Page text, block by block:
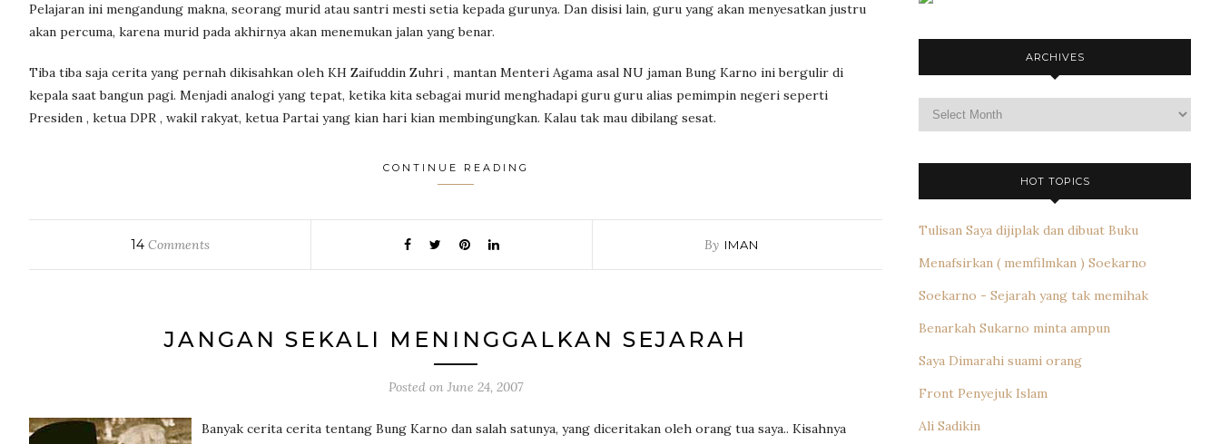
Pelajaran ini mengandung makna, seorang murid atau santri mesti setia kepada gurunya. Dan disisi lain, guru yang akan menyesatkan justru
akan percuma, karena murid pada akhirnya akan menemukan jalan yang benar.
Tiba tiba saja cerita yang pernah dikisahkan oleh KH Zaifuddin Zuhri , mantan Menteri Agama asal NU jaman Bung Karno ini bergulir di
kepala saat bangun pagi. Menjadi analogi yang tepat, ketika kita sebagai murid menghadapi guru guru alias pemimpin negeri seperti
Presiden , ketua DPR , wakil rakyat, ketua Partai yang kian hari kian membingungkan. Kalau tak mau dibilang sesat.
CONTINUE READING
14Comments By IMAN
JANGAN SEKALI MENINGGALKAN SEJARAH
Posted on June 24, 2007
Banyak cerita cerita tentang Bung Karno dan salah satunya, yang diceritakan oleh orang tua saya.. Kisahnya
ARCHIVES
HOT TOPICS
Tulisan Saya dijiplak dan dibuat Buku
Menafsirkan ( memfilmkan ) Soekarno
Soekarno - Sejarah yang tak memihak
Benarkah Sukarno minta ampun
Saya Dimarahi suami orang
Front Penyejuk Islam
Ali Sadikin